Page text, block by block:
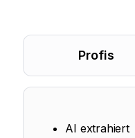
Profis
AI extrahiert